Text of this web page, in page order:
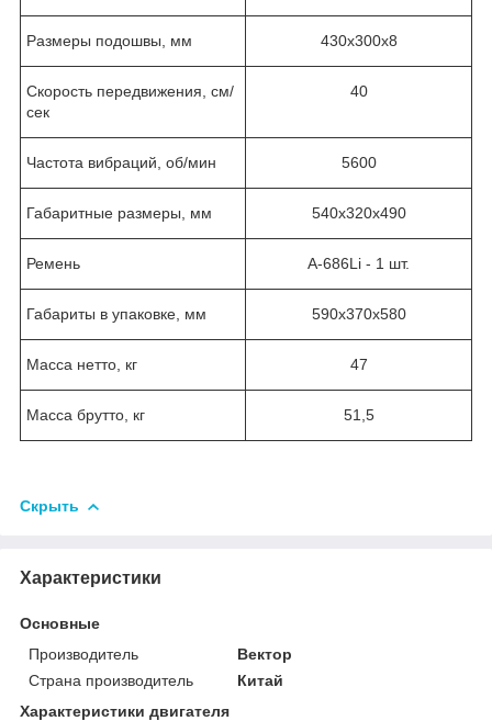
Размеры подошвы, мм 430x300х8
Скорость передвижения, см/
сек
40
Частота вибраций, об/мин 5600
Габаритные размеры, мм 540x320x490
Ремень А-686Li - 1 шт.
Габариты в упаковке, мм 590х370х580
Масса нетто, кг 47
Масса брутто, кг 51,5
Скрыть
Характеристики
Основные
Производитель
Вектор
Страна производитель
Китай
Характеристики двигателя